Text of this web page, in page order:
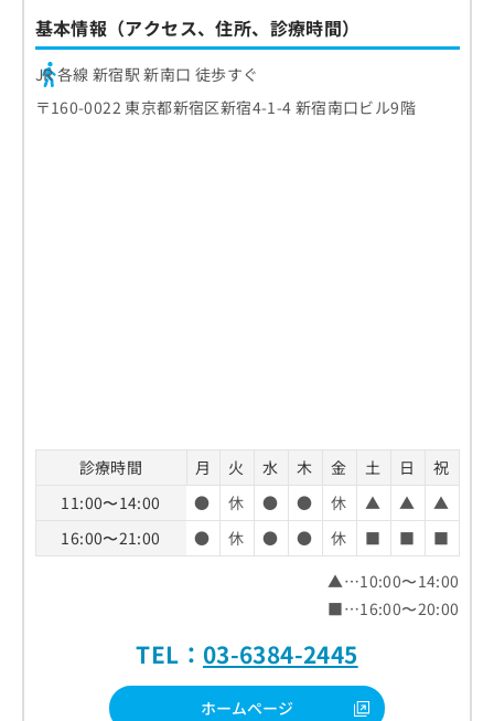
基本情報（アクセス、住所、診療時間）
JR 各線 新宿駅 新南口 徒歩すぐ
〒160-0022 東京都新宿区新宿4-1-4 新宿南口ビル9階
診療時間 月 火 水 木 金 土 日
祝
11:00〜14:00
● 休 ● ● 休 ▲ ▲
▲
16:00〜21:00
● 休 ● ● 休 ■ ■
■
▲…10:00〜14:00
■…16:00〜20:00
TEL： 03-6384-2445
ホームページ